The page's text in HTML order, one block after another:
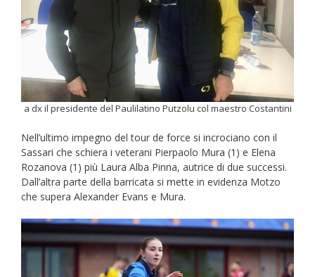
a dx il presidente del Paulilatino Putzolu col maestro Costantini
Nell’ultimo impegno del tour de force si incrociano con il
Sassari che schiera i veterani Pierpaolo Mura (1) e Elena
Rozanova (1) più Laura Alba Pinna, autrice di due successi.
Dall’altra parte della barricata si mette in evidenza Motzo
che supera Alexander Evans e Mura.